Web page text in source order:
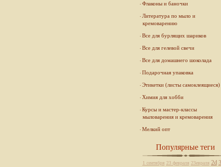
Флаконы и баночки
Литература по мыло и
кремоварению
Все для бурлящих шариков
Все для гелевой свечи
Все для домашнего шоколада
Подарочная упаковка
Этикетки (листы самоклеящиеся)
Химия для хобби
Курсы и мастер-классы
мыловарения и кремоварения
Мелкий опт
Популярные теги
1 сентября 23 февраля 23евраля 2d